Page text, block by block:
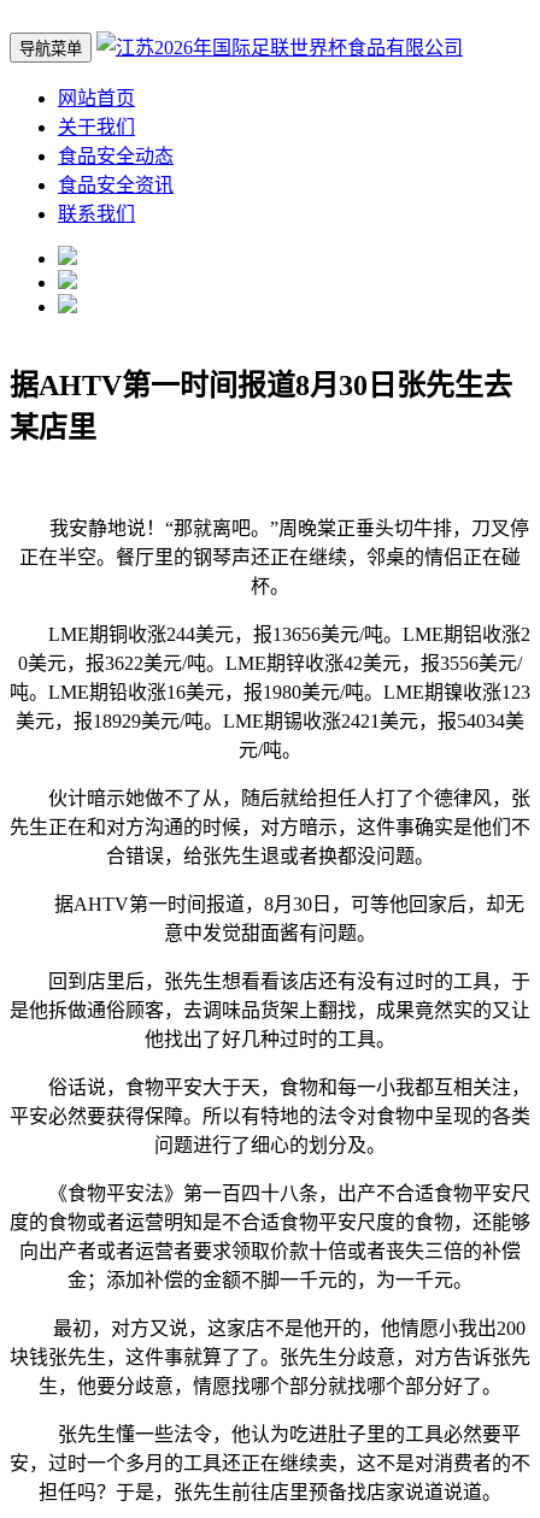
导航菜单
网站首页
关于我们
食品安全动态
食品安全资讯
联系我们
据AHTV第一时间报道8月30日张先生去
某店里
我安静地说！“那就离吧。”周晚棠正垂头切牛排，刀叉停
正在半空。餐厅里的钢琴声还正在继续，邻桌的情侣正在碰
杯。
LME期铜收涨244美元，报13656美元/吨。LME期铝收涨2
0美元，报3622美元/吨。LME期锌收涨42美元，报3556美元/
吨。LME期铅收涨16美元，报1980美元/吨。LME期镍收涨123
美元，报18929美元/吨。LME期锡收涨2421美元，报54034美
元/吨。
伙计暗示她做不了从，随后就给担任人打了个德律风，张
先生正在和对方沟通的时候，对方暗示，这件事确实是他们不
合错误，给张先生退或者换都没问题。
据AHTV第一时间报道，8月30日，可等他回家后，却无
意中发觉甜面酱有问题。
回到店里后，张先生想看看该店还有没有过时的工具，于
是他拆做通俗顾客，去调味品货架上翻找，成果竟然实的又让
他找出了好几种过时的工具。
俗话说，食物平安大于天，食物和每一小我都互相关注，
平安必然要获得保障。所以有特地的法令对食物中呈现的各类
问题进行了细心的划分及。
《食物平安法》第一百四十八条，出产不合适食物平安尺
度的食物或者运营明知是不合适食物平安尺度的食物，还能够
向出产者或者运营者要求领取价款十倍或者丧失三倍的补偿
金；添加补偿的金额不脚一千元的，为一千元。
最初，对方又说，这家店不是他开的，他情愿小我出200
块钱张先生，这件事就算了了。张先生分歧意，对方告诉张先
生，他要分歧意，情愿找哪个部分就找哪个部分好了。
张先生懂一些法令，他认为吃进肚子里的工具必然要平
安，过时一个多月的工具还正在继续卖，这不是对消费者的不
担任吗？于是，张先生前往店里预备找店家说道说道。